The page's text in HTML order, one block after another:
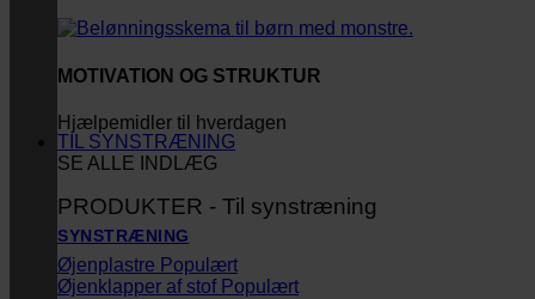
MOTIVATION OG STRUKTUR
Hjælpemidler til hverdagen
SE ALLE INDLÆG
TIL SYNSTRÆNING
PRODUKTER - Til synstræning
SYNSTRÆNING
Øjenplastre
Øjenklapper af stof